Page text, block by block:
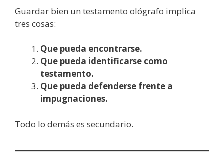
Guardar bien un testamento ológrafo implica
tres cosas:
Que pueda encontrarse.
Que pueda identificarse como
testamento.
Que pueda defenderse frente a
impugnaciones.
Todo lo demás es secundario.